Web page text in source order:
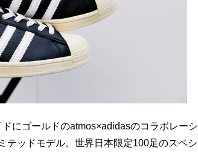
にゴールドのatmos×adidasのコラボレーシ
テッドモデル。世界⽇本限定100⾜のスペシ